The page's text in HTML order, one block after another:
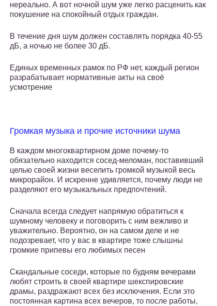
нереально. А вот ночной шум уже легко расценить как
покушение на спокойный отдых граждан.
В течение дня шум должен составлять порядка 40-55
дБ, а ночью не более 30 дБ.
Единых временных рамок по РФ нет, каждый регион
разрабатывает нормативные акты на своё
усмотрение
Громкая музыка и прочие источники шума
В каждом многоквартирном доме почему-то
обязательно находится сосед-меломан, поставивший
целью своей жизни веселить громкой музыкой весь
микрорайон. И искренне удивляется, почему люди не
разделяют его музыкальных предпочтений.
Сначала всегда следует напрямую обратиться к
шумному человеку и поговорить с ним вежливо и
уважительно. Вероятно, он на самом деле и не
подозревает, что у вас в квартире тоже слышны
громкие припевы его любимых песен
Скандальные соседи, которые по будням вечерами
любят строить в своей квартире шекспировские
драмы, раздражают всех без исключения. Если это
постоянная картина всех вечеров, то после работы,